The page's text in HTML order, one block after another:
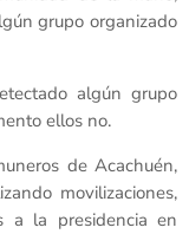
grupo organizado
algún grupo
ellos no.
de Acachuén,
movilizaciones,
a la presidencia en